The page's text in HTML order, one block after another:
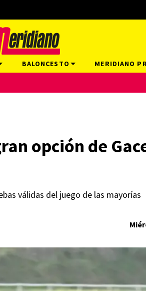
opción de
válidas del juego de las mayorías
BALONCESTO MERIDIANO